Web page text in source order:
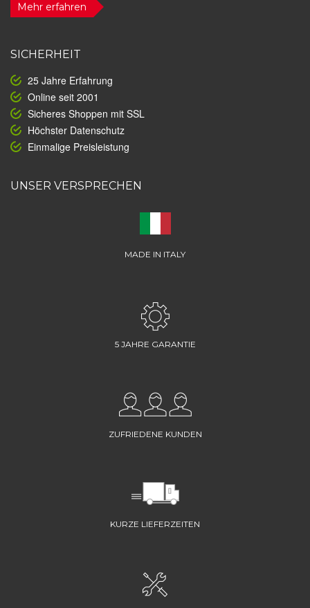
Mehr erfahren
SICHERHEIT
25 Jahre Erfahrung
Online seit 2001
Sicheres Shoppen mit SSL
Höchster Datenschutz
Einmalige Preisleistung
UNSER VERSPRECHEN
MADE IN ITALY
5 JAHRE GARANTIE
ZUFRIEDENE KUNDEN
KURZE LIEFERZEITEN